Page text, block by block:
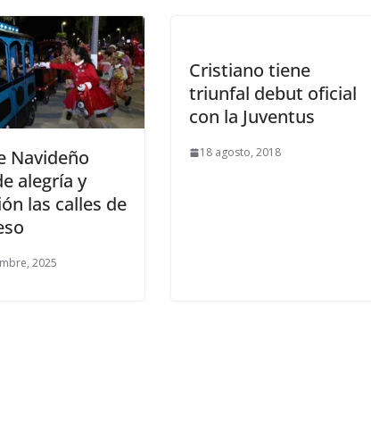
Navideño
alegría y
las calles de
2025
Cristiano tiene
triunfal debut oficial
con la Juventus
18 agosto, 2018